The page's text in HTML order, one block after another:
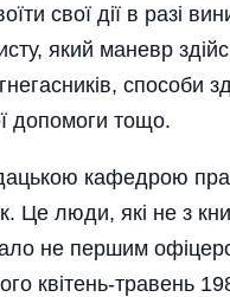
свої дії в разі
який маневр
способи
допомоги тощо.
кафедрою
Це люди, які не з
не першим
квітень-травень